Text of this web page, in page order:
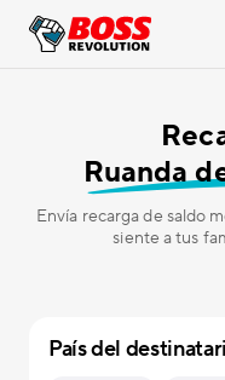
Ruanda
Envía recarga de saldo
siente a tus
País del